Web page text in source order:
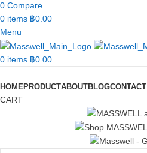
0 Compare
0 items ฿0.00
Menu
0 items ฿0.00
HOMEPRODUCTABOUTBLOGCONTACT
CART